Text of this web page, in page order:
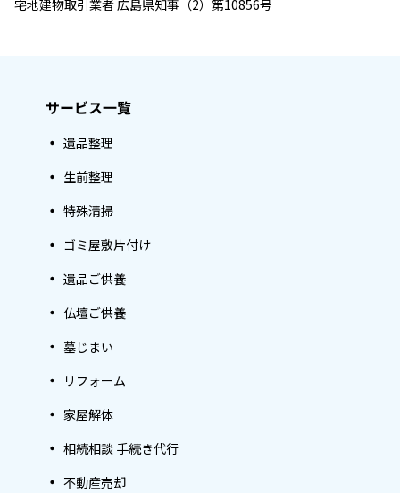
宅地建物取引業者 広島県知事（2）第10856号
サービス一覧
遺品整理
生前整理
特殊清掃
ゴミ屋敷片付け
遺品ご供養
仏壇ご供養
墓じまい
リフォーム
家屋解体
相続相談 手続き代行
不動産売却